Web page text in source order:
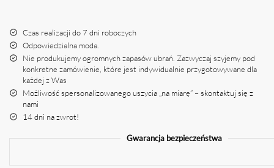
Czas realizacji do 7 dni roboczych
Odpowiedzialna moda.
Nie produkujemy ogromnych zapasów ubrań. Zazwyczaj szyjemy pod
konkretne zamówienie, które jest indywidualnie przygotowywane dla
każdej z Was
Możliwość spersonalizowanego uszycia „na miarę” – skontaktuj się z
nami
14 dni na zwrot!
Gwarancja bezpieczeństwa